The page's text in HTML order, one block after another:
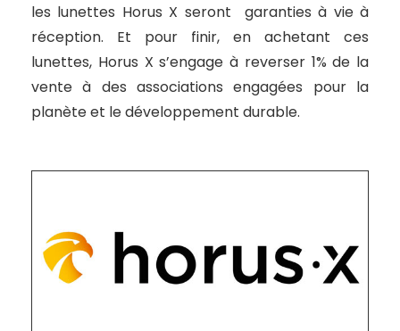
les lunettes Horus X seront garanties à vie à
réception. Et pour finir, en achetant ces
lunettes, Horus X s’engage à reverser 1% de la
vente à des associations engagées pour la
planète et le développement durable.